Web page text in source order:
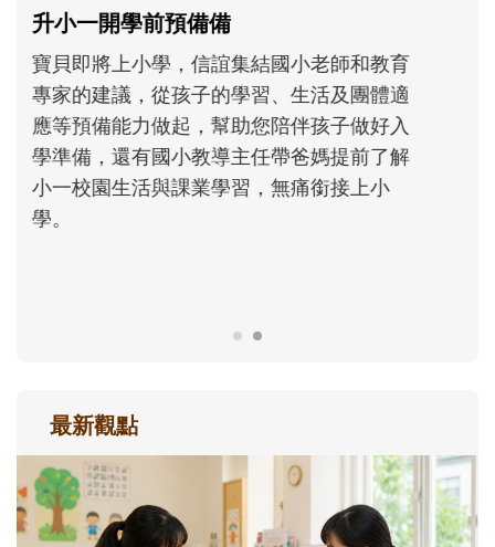
和孩子一起長大的那個男人│讀懂父親的
不同模樣
沒有人天生就擅長當爸爸！男人總是在一次
次「前所未有」的體驗中，跟著孩子一起長
大。從給予安全感的肢體遊戲，到獨立自
主、角色認同及解決問題的能力養成。爸爸
正嘗試用不同的模樣，參與孩子每個重要的
最新觀點